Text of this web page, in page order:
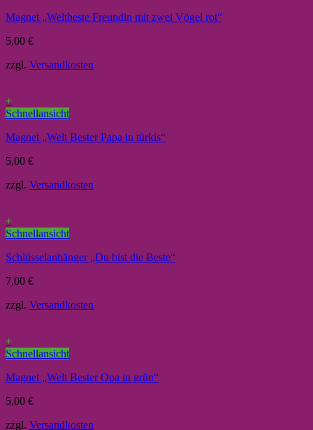
Magnet „Weltbeste Freundin mit zwei Vögel rot“
5,00 €
zzgl. Versandkosten
+
Schnellansicht
Magnet „Welt Bester Papa in türkis“
5,00 €
zzgl. Versandkosten
+
Schnellansicht
Schlüsselanhänger „Du bist die Beste“
7,00 €
zzgl. Versandkosten
+
Schnellansicht
Magnet „Welt Bester Opa in grün“
5,00 €
zzgl. Versandkosten